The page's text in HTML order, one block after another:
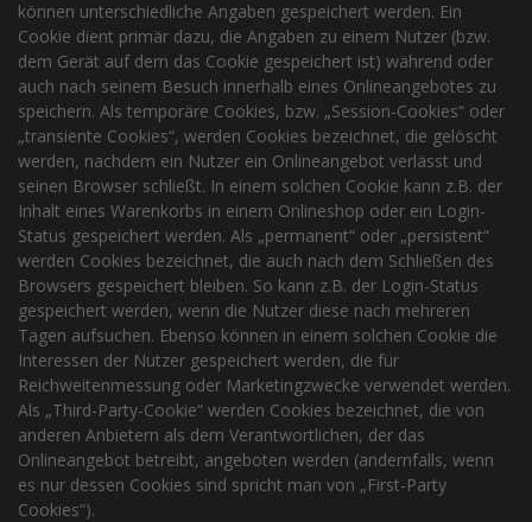
können unterschiedliche Angaben gespeichert werden. Ein
Cookie dient primär dazu, die Angaben zu einem Nutzer (bzw.
dem Gerät auf dem das Cookie gespeichert ist) während oder
auch nach seinem Besuch innerhalb eines Onlineangebotes zu
speichern. Als temporäre Cookies, bzw. „Session-Cookies“ oder
„transiente Cookies“, werden Cookies bezeichnet, die gelöscht
werden, nachdem ein Nutzer ein Onlineangebot verlässt und
seinen Browser schließt. In einem solchen Cookie kann z.B. der
Inhalt eines Warenkorbs in einem Onlineshop oder ein Login-
Status gespeichert werden. Als „permanent“ oder „persistent“
werden Cookies bezeichnet, die auch nach dem Schließen des
Browsers gespeichert bleiben. So kann z.B. der Login-Status
gespeichert werden, wenn die Nutzer diese nach mehreren
Tagen aufsuchen. Ebenso können in einem solchen Cookie die
Interessen der Nutzer gespeichert werden, die für
Reichweitenmessung oder Marketingzwecke verwendet werden.
Als „Third-Party-Cookie“ werden Cookies bezeichnet, die von
anderen Anbietern als dem Verantwortlichen, der das
Onlineangebot betreibt, angeboten werden (andernfalls, wenn
es nur dessen Cookies sind spricht man von „First-Party
Cookies“).